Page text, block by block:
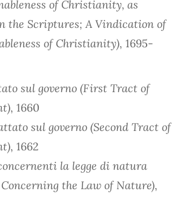
of Christianity, as
the Scriptures; A Vindication of
of Christianity), 1695-
sul governo (First Tract of
, 1660
sul governo (Second Tract of
, 1662
la legge di natura
the Law of Nature),